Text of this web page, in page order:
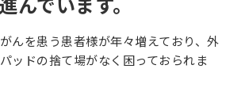
んを患う患者様が年々増えており、外
ッドの捨て場がなく困っておられま